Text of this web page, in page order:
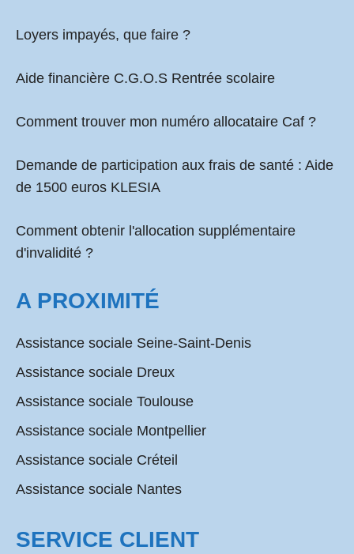
Loyers impayés, que faire ?
Aide financière C.G.O.S Rentrée scolaire
Comment trouver mon numéro allocataire Caf ?
Demande de participation aux frais de santé : Aide
de 1500 euros KLESIA
Comment obtenir l'allocation supplémentaire
d'invalidité ?
A PROXIMITÉ
Assistance sociale Seine-Saint-Denis
Assistance sociale Dreux
Assistance sociale Toulouse
Assistance sociale Montpellier
Assistance sociale Créteil
Assistance sociale Nantes
SERVICE CLIENT